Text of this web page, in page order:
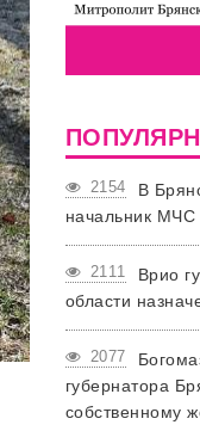
2154
В
начальник МЧС
2111
Врио
области
2077
губернатора
собственному